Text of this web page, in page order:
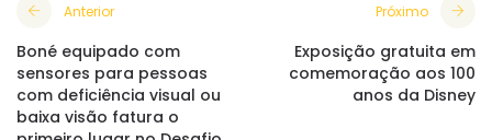
Anterior
Boné equipado com
sensores para pessoas
com deficiência visual ou
baixa visão fatura o
Próximo
Exposição gratuita em
comemoração aos 100
anos da Disney